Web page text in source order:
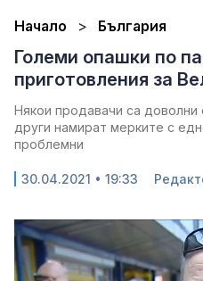
Начало България
Големи опашки по
приготовления за
Някои продавачи са доволни
други намират мерките с
проблемни
30.04.2021 • 19:33